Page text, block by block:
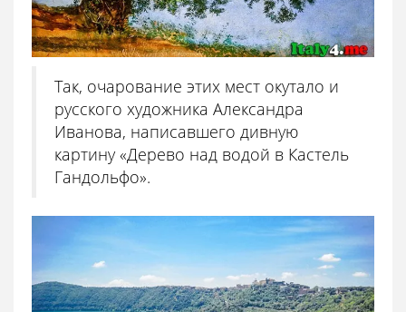
Так, очарование этих мест окутало и
русского художника Александра
Иванова, написавшего дивную
картину «Дерево над водой в Кастель
Гандольфо».